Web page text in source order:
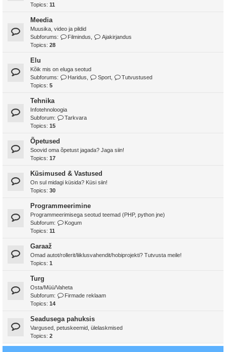
Topics: 11
Meedia
Muusika, video ja pildid
Subforums:
Filmindus
Ajakirjandus
Topics: 28
Elu
Kõik mis on eluga seotud
Subforums:
Haridus Sport,
Tutvustused
Topics: 5
Tehnika
Infotehnoloogia
Subforum:
Tarkvara
Topics: 15
Õpetused
Soovid oma õpetust jagada? Jaga siin!
Topics: 17
Küsimused & Vastused
On sul midagi küsida? Küsi siin!
Topics: 30
Programmeerimine
Programmeerimisega seotud teemad (PHP, python jne)
Subforum:
Kogum
Topics: 11
Garaaž
Omad autot/rollerit/liiklusvahendit/hobiprojekti? Tutvusta meile!
Topics: 1
Turg
Osta/Müü/Vaheta
Subforum:
Firmade reklaam
Topics: 14
Seadusega pahuksis
Vargused, petuskeemid, ülelaskmised
Topics: 2